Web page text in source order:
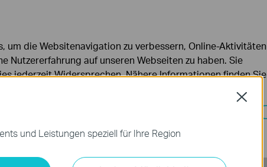
> Omada > WiFi > GPON
> Omada > Router > Wired Gateways
und Leistungen speziell für Ihre Region
Close
um die Websitenavigation zu verbessern, Online-Aktivitäten
Nutzererfahrung auf unseren Webseiten zu haben. Sie
jederzeit Widersprechen. Nähere Informationen finden Sie
Website erforderlich und können in Ihren Systemen nicht